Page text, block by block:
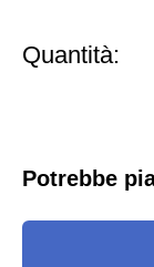
Quantità:
Potrebbe